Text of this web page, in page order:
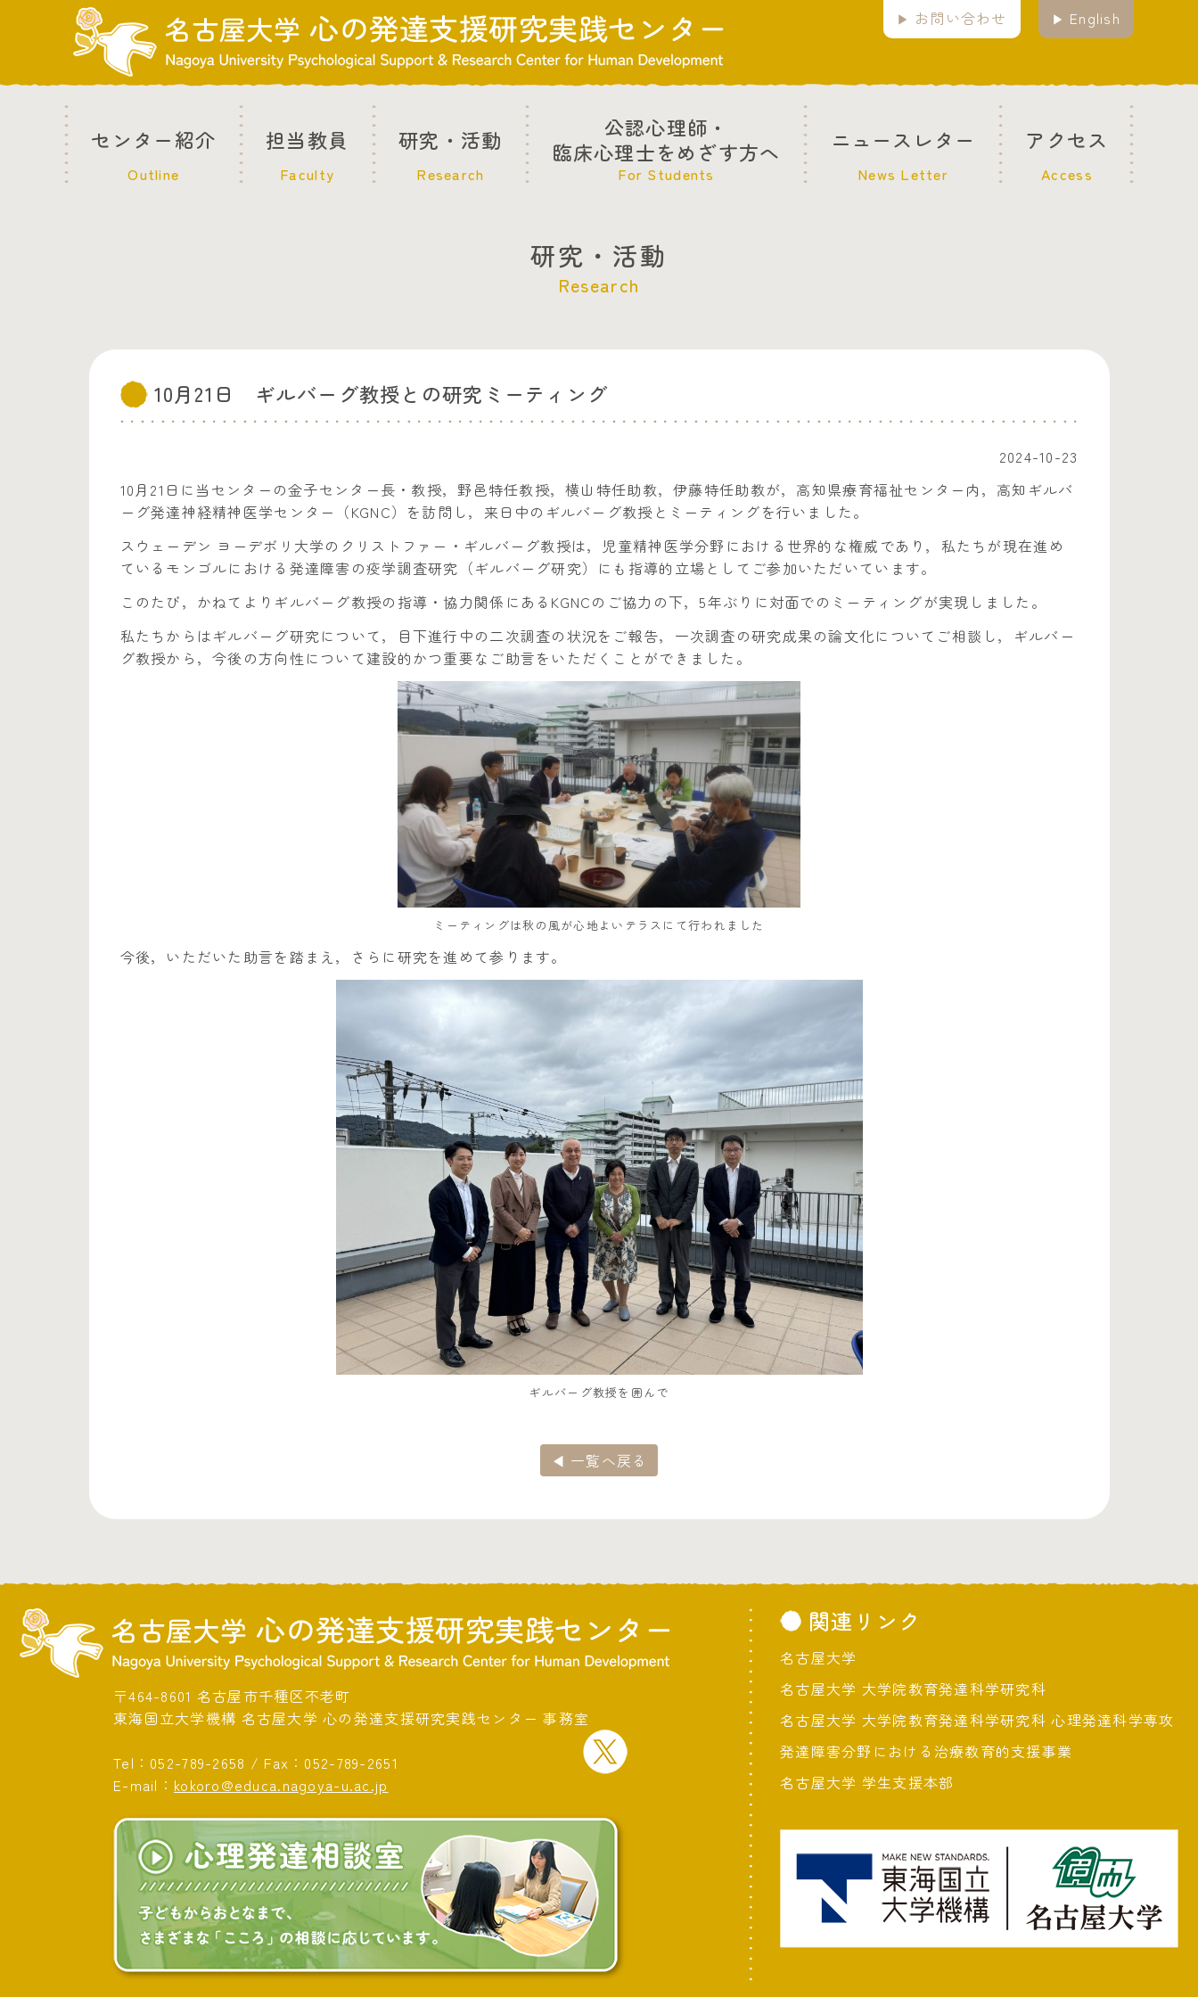
お問い合わせ English
センター紹介
Outline
担当教員
Faculty
研究・活動
Research
公認心理師・
臨床心理士をめざす方へ
For Students
ニュースレター
News Letter
アクセス
Access
研究・活動
Research
10月21日 ギルバーグ教授との研究ミーティング
2024-10-23
10月21日に当センターの金子センター長・教授，野邑特任教授，横山特任助教，伊藤特任助教が，高知県療育福祉センター内，高知ギルバ
ーグ発達神経精神医学センター（KGNC）を訪問し，来日中のギルバーグ教授とミーティングを行いました。
スウェーデン ヨーデボリ大学のクリストファー・ギルバーグ教授は，児童精神医学分野における世界的な権威であり，私たちが現在進め
ているモンゴルにおける発達障害の疫学調査研究（ギルバーグ研究）にも指導的立場としてご参加いただいています。
このたび，かねてよりギルバーグ教授の指導・協力関係にあるKGNCのご協力の下，5年ぶりに対面でのミーティングが実現しました。
私たちからはギルバーグ研究について，目下進行中の二次調査の状況をご報告，一次調査の研究成果の論文化についてご相談し，ギルバー
グ教授から，今後の方向性について建設的かつ重要なご助言をいただくことができました。
ミーティングは秋の風が心地よいテラスにて行われました
今後，いただいた助言を踏まえ，さらに研究を進めて参ります。
ギルバーグ教授を囲んで
◀ 一覧へ戻る
〒464-8601 名古屋市千種区不老町
東海国立大学機構 名古屋大学 心の発達支援研究実践センター 事務室
Tel： 052-789-2658 / Fax：052-789-2651
E-mail： kokoro@educa.nagoya-u.ac.jp
関連リンク
名古屋大学
名古屋大学 大学院教育発達科学研究科
名古屋大学 大学院教育発達科学研究科 心理発達科学専攻
発達障害分野における治療教育的支援事業
名古屋大学 学生支援本部